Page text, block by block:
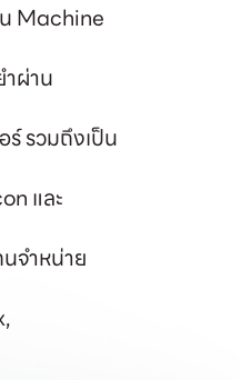
Machine
ผ่าน
ร์ รวมถึงเป็น
และ
จำหน่าย